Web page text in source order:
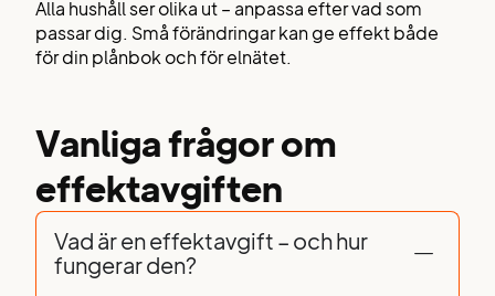
Alla hushåll ser olika ut – anpassa efter vad som
passar dig. Små förändringar kan ge effekt både
för din plånbok och för elnätet.
Vanliga frågor om
effektavgiften
Vad är en effektavgift – och hur
fungerar den?